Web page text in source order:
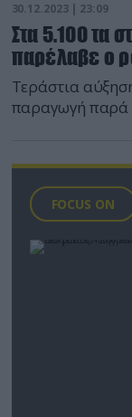
30.12.2023 | 23:09
Στα 5.100 τα
παρέλαβε ο
Τεράστια
παραγωγή παρά
FOCUS ON